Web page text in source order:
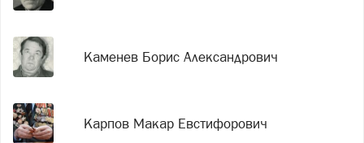
Каменев Борис Александрович
Карпов Макар Евстифорович